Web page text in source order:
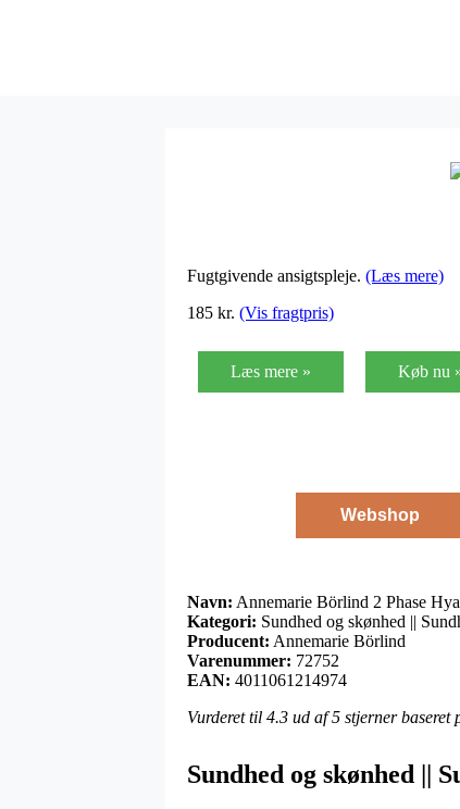
Fugtgivende ansigtspleje. (Læs mere)
185 kr. (Vis fragtpris)
Læs mere » Køb nu
Webshop
Navn: Annemarie Börlind 2 Phase
Kategori: Sundhed og skønhed ||
Producent: Annemarie Börlind
Varenummer: 72752
EAN: 4011061214974
Vurderet til 4.3 ud af 5 stjerner baseret
Sundhed og skønhed ||